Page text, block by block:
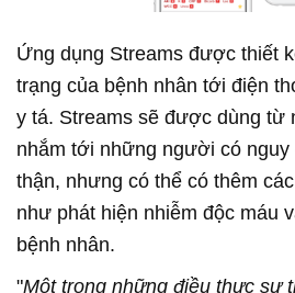
Ứng dụng Streams được thiết
trạng của bệnh nhân tới điện
y tá. Streams sẽ được dùng từ
nhắm tới những người có
thận, nhưng có thể có thêm
như phát hiện nhiễm độc máu
bệnh nhân.
"Một trong những điều thực sự